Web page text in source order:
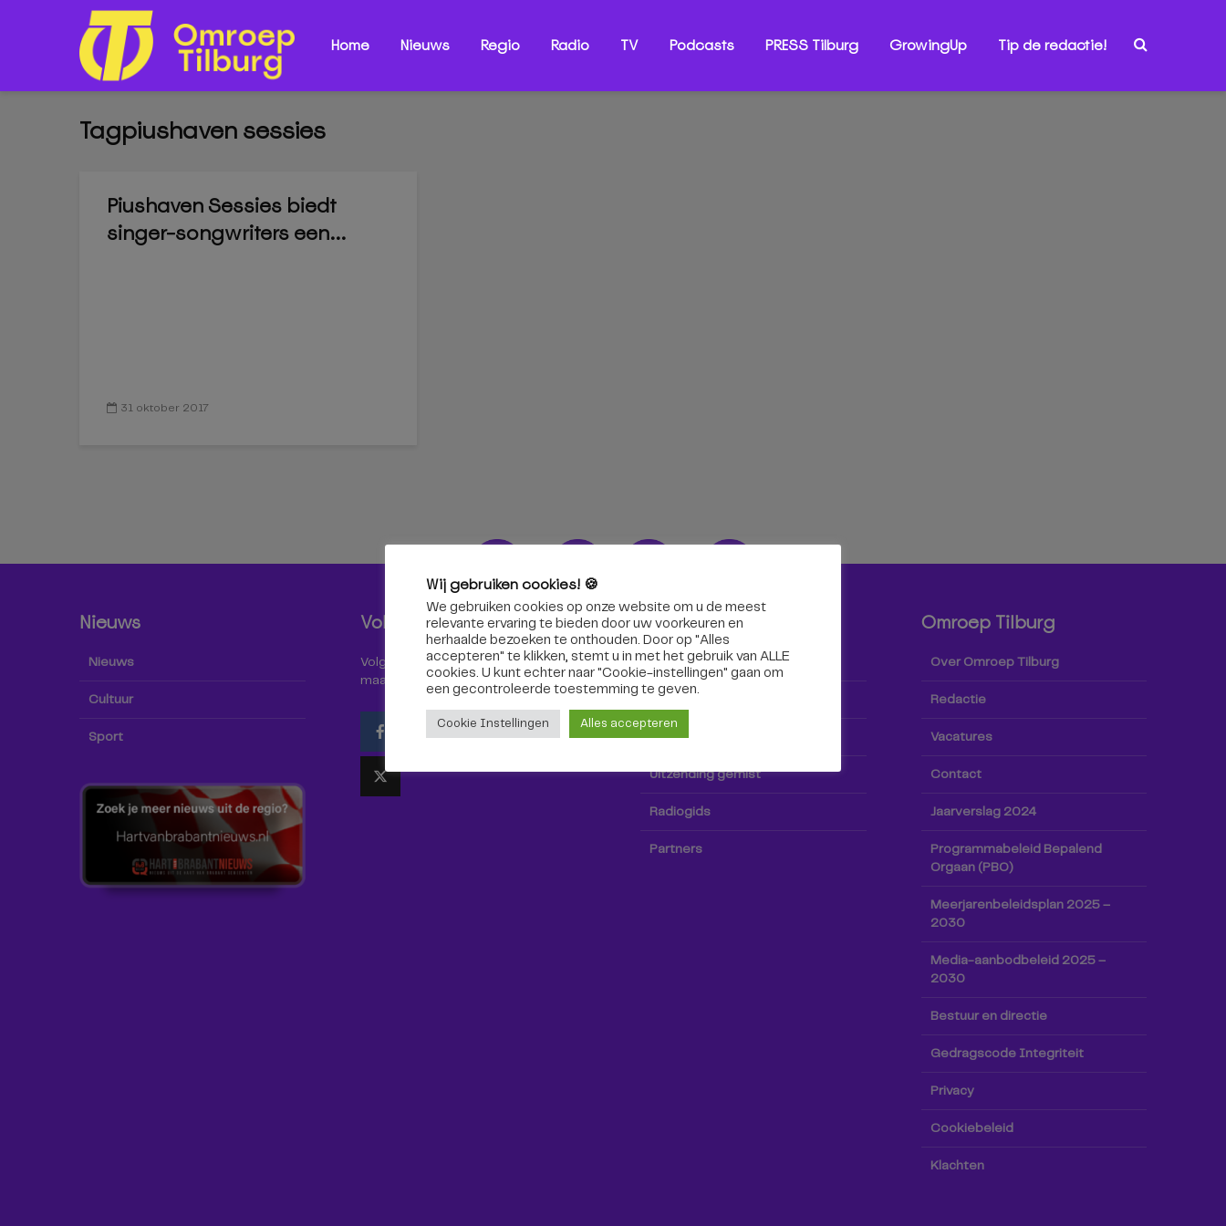
Home Nieuws Regio Radio TV Podcasts PRESS Tilburg GrowingUp Tip de redactie!
Tagpiushaven sessies
Piushaven Sessies biedt
singer-songwriters een...
31 oktober 2017
Nieuws
Nieuws
Cultuur
Sport
Volg ons!
Volg Omroep Tilburg niet alleen hier,
maar ook via social media!
Radio & TV
Kijk tv
Radio
TV-gids
Uitzending gemist
Radiogids
Partners
Omroep Tilburg
Over Omroep Tilburg
Redactie
Vacatures
Contact
Jaarverslag 2024
Programmabeleid Bepalend
Orgaan (PBO)
Meerjarenbeleidsplan 2025 –
2030
Media-aanbodbeleid 2025 –
2030
Bestuur en directie
Gedragscode Integriteit
Privacy
Cookiebeleid
Klachten
Wij gebruiken cookies! 🍪
We gebruiken cookies op onze website om u de meest
relevante ervaring te bieden door uw voorkeuren en
herhaalde bezoeken te onthouden. Door op "Alles
accepteren" te klikken, stemt u in met het gebruik van ALLE
cookies. U kunt echter naar "Cookie-instellingen" gaan om
een ​​gecontroleerde toestemming te geven.
Cookie Instellingen Alles accepteren